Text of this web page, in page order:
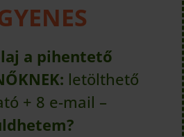
a pihentető
letölthető
+ 8 e-mail –